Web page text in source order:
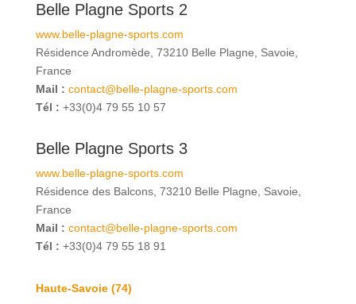
Belle Plagne Sports 2
www.belle-plagne-sports.com
Résidence Andromède, 73210 Belle Plagne, Savoie,
France
Mail : contact@belle-plagne-sports.com
Tél : +33(0)4 79 55 10 57
Belle Plagne Sports 3
www.belle-plagne-sports.com
Résidence des Balcons, 73210 Belle Plagne, Savoie,
France
Mail : contact@belle-plagne-sports.com
Tél : +33(0)4 79 55 18 91
Haute-Savoie (74)